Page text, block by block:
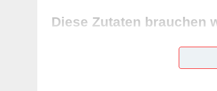
Diese Zutaten brauchen